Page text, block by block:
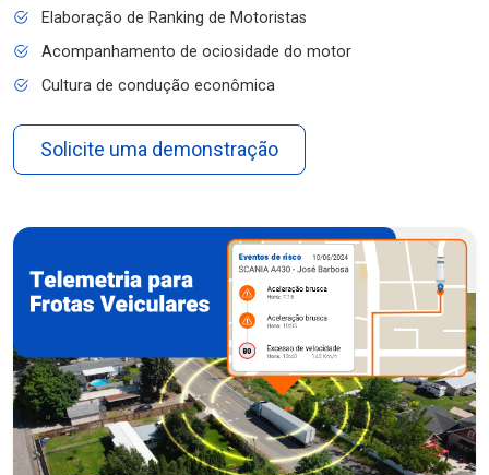
Elaboração de Ranking de Motoristas
Acompanhamento de ociosidade do motor
Cultura de condução econômica
Solicite uma demonstração